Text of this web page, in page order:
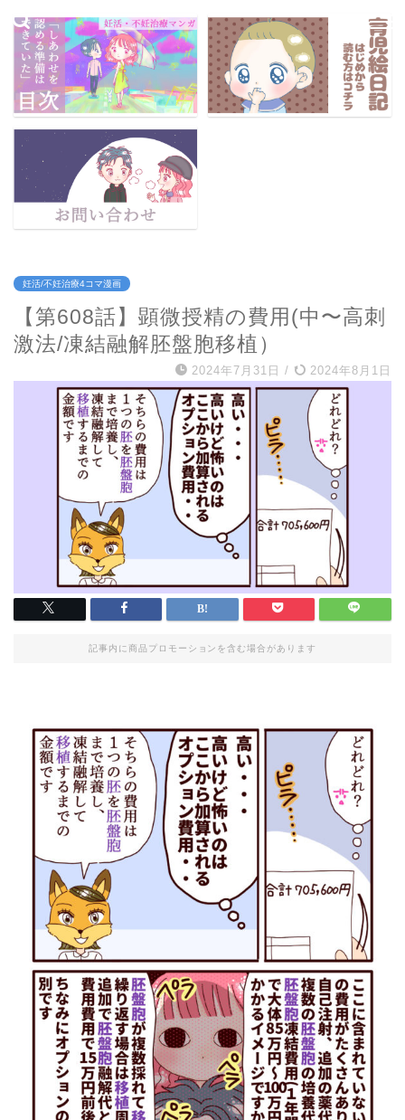
妊活/不妊治療4コマ漫画
【第608話】顕微授精の費用(中〜高刺
激法/凍結融解胚盤胞移植）
2024年7月31日 / 2024年8月1日
記事内に商品プロモーションを含む場合があります